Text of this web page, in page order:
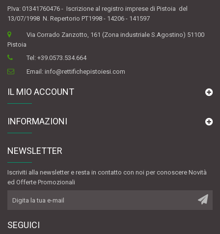
P.Iva: 01341760476 - Iscrizione al registro imprese di Pistoia del
13/07/1998 N. Repertorio PT1998 - 14206 - 141597
Via Corrado Zanzotto, 161 (Zona industriale S.Agostino) 51100
Pistoia
Tel:+39.0573.534.664
Email:info@rettifichepistoiesi.com
IL MIO ACCOUNT
INFORMAZIONI
NEWSLETTER
Iscriviti alla newsletter e resta in contatto con noi per conoscere Novità
ed Offerte Promozionali
SEGUICI